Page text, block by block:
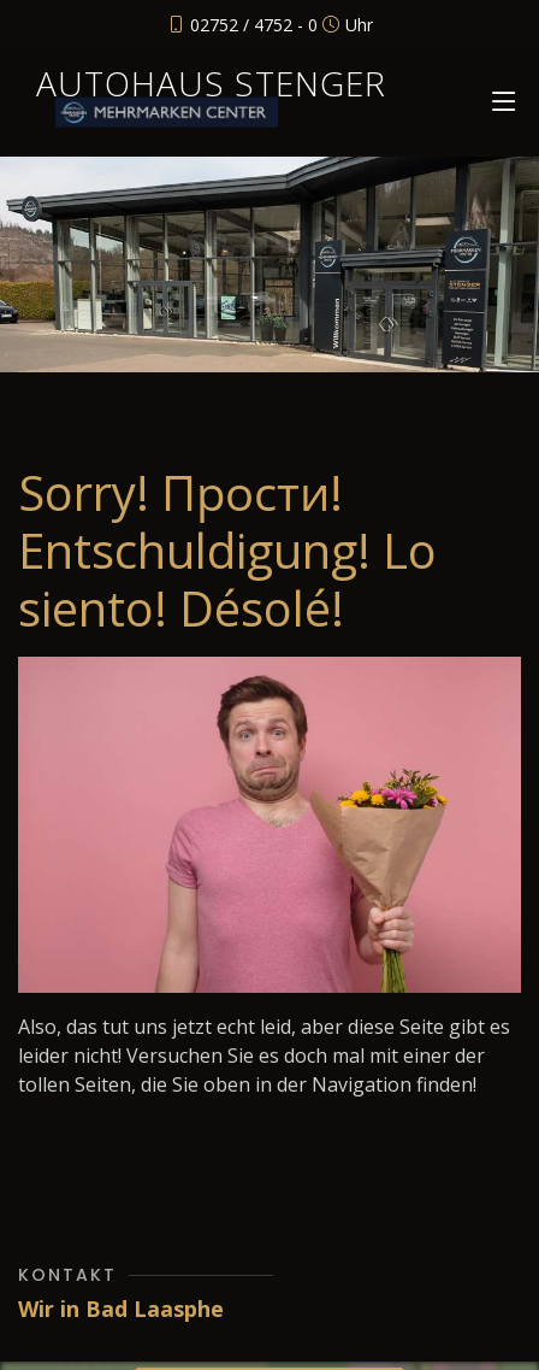
02752 / 4752 - 0 Uhr
AUTOHAUS STENGER
Sorry! Прости!
Entschuldigung! Lo
siento! Désolé!
Also, das tut uns jetzt echt leid, aber diese Seite gibt es
leider nicht! Versuchen Sie es doch mal mit einer der
tollen Seiten, die Sie oben in der Navigation finden!
KONTAKT
Wir in Bad Laasphe